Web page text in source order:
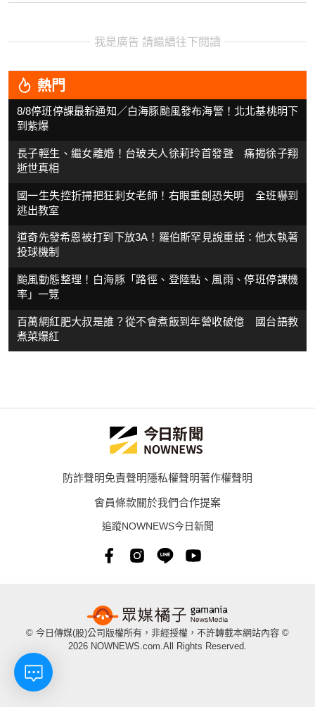
我是廣告 請繼續往下閱讀
熱門
8/8停班停課最新通知／白海豚颱風發布海警！北北基桃明下
到紫爆
長子輕生、繼女離婚！台玻夫人徐莉玲首發聲 痛揭徐子翔
逝世真相
國一生失控折掃把狂刺女老師！右眼重創恐失明 全班嚇到
逃出教室
道奇先發希恩被打到下放3A！羅伯斯罕見說重話：他太執著
投球機制
颱風動態整理！白海豚「路徑、登陸點、風雨、停班停課機
率」一覽
百萬網紅肥大叔是誰？從不會煮飯到年營收破億 國台語教
煮菜爆紅
防詐聲明免責聲明隱私權聲明著作權聲明
會員條款關於我們合作提案
追蹤NOWNEWS今日新聞
© 今日傳媒(股)公司版權所有，非經授權，不許轉載本網站內容 ©
2026 NOWNEWS.com.All Rights Reserved.